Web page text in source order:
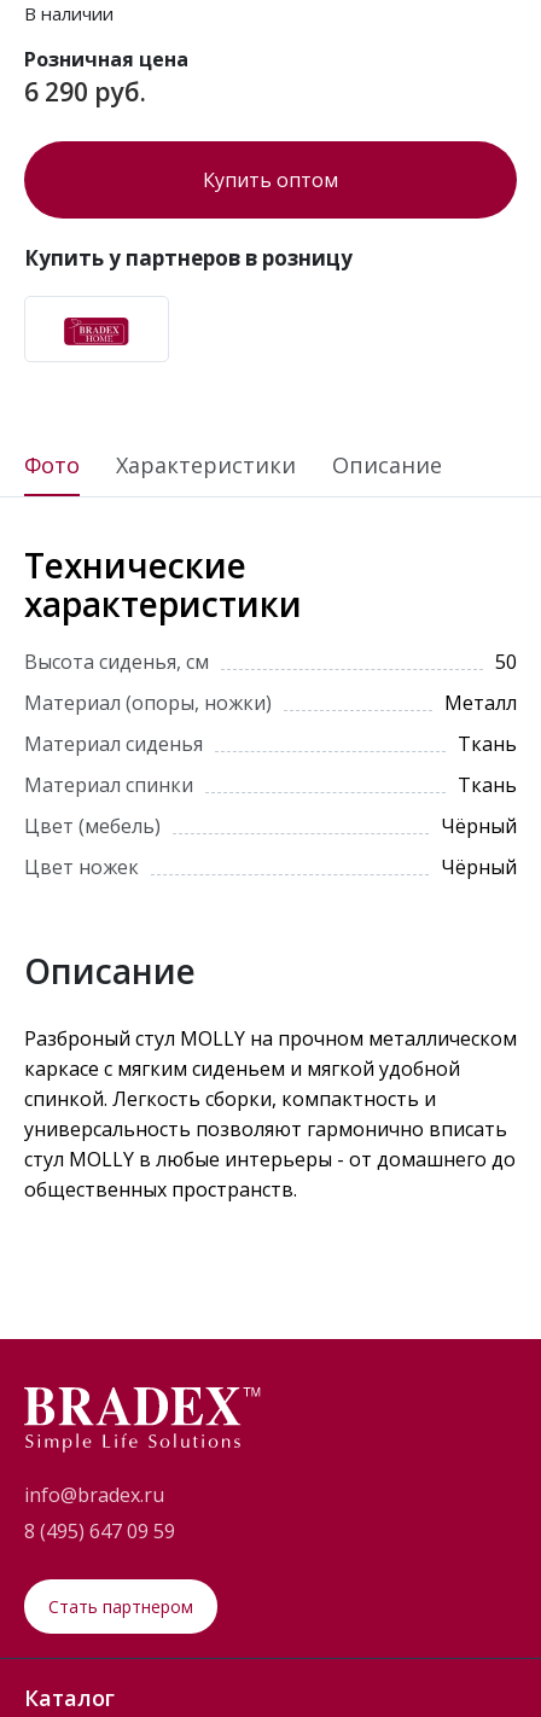
В наличии
Розничная цена
6 290 руб.
Купить оптом
Купить у партнеров в розницу
Фото Характеристики Описание
Технические
характеристики
Высота сиденья, см
50
Материал (опоры, ножки)
Металл
Материал сиденья
Ткань
Материал спинки
Ткань
Цвет (мебель)
Чёрный
Цвет ножек
Чёрный
Описание
Разброный стул MOLLY на прочном металлическом
каркасе с мягким сиденьем и мягкой удобной
спинкой. Легкость сборки, компактность и
универсальность позволяют гармонично вписать
стул MOLLY в любые интерьеры - от домашнего до
общественных пространств.
info@bradex.ru
8 (495) 647 09 59
Стать партнером
Каталог